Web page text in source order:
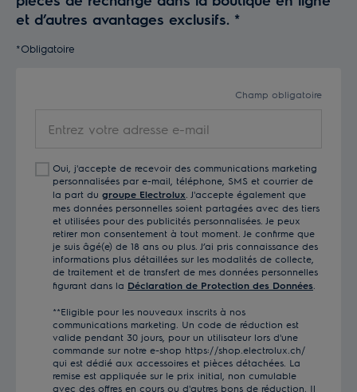
et d’autres avantages exclusifs. *
*Obligatoire
Champ obligatoire
votre
e-
mail
Oui, j'accepte de recevoir des communications marketing
personnalisées par e-mail, téléphone, SMS et courrier de
la part du groupe Electrolux . J'accepte également que
mes données personnelles soient partagées avec des tiers
et utilisées pour des publicités personnalisées. Je peux
retirer mon consentement à tout moment. Je confirme que
je suis âgé(e) de 18 ans ou plus. J’ai pris connaissance des
informations plus détaillées sur les modalités de collecte,
de traitement et de transfert de mes données personnelles
figurant dans la Déclaration de Protection des Données
**Eligible pour les nouveaux inscrits à nos
communications marketing. Un code de réduction est
valide pendant 30 jours, pour un utilisateur lors d'une
commande sur notre e-shop https://shop.electrolux.ch/
qui est dédié aux accessoires et pièces détachées. La
remise est appliquée sur le prix initial, non cumulable
avec des offres en cours ou d'autres bons de réduction. Il